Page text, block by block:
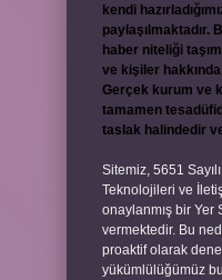
kendi
paylaşılmaktadır.
haber niteliği
ve kişiler
Gerçek kurum ve
tamamen
taslak halindedir
Sitemiz, 5651
Teknolojileri ve
onaylanmış bir Yer
vermektedir. Bu
proaktif olarak
yükümlülüğümüz